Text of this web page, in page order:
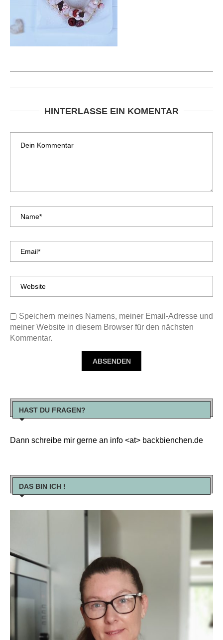
HINTERLASSE EIN KOMENTAR
Speichern meines Namens, meiner Email-Adresse und
meiner Website in diesem Browser für den nächsten
Kommentar.
HAST DU FRAGEN?
Dann schreibe mir gerne an info <at> backbienchen.de
DAS BIN ICH !